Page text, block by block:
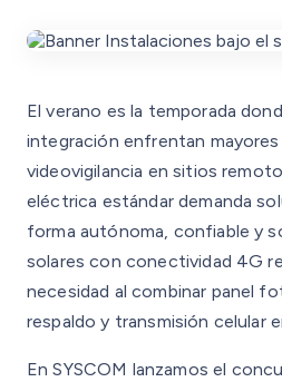
El verano es la temporada
integración enfrentan
videovigilancia en sitios
eléctrica estándar demanda
forma autónoma, confiable y
solares con conectividad 4G
necesidad al combinar panel
respaldo y transmisión celular
En SYSCOM lanzamos el